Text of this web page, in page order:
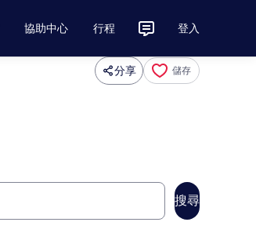
協助中心 行程 登入
分享 儲存
搜尋